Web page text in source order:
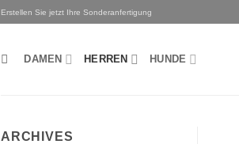
Erstellen Sie jetzt Ihre Sonderanfertigung
DAMEN HERREN HUNDE
ARCHIVES